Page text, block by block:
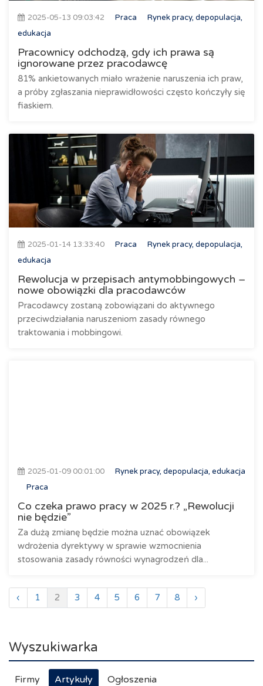
2025-05-13 09:03:42 Praca
Rynek pracy, depopulacja,
edukacja
Pracownicy odchodzą, gdy ich prawa są
ignorowane przez pracodawcę
81% ankietowanych miało wrażenie naruszenia ich praw,
a próby zgłaszania nieprawidłowości często kończyły się
fiaskiem.
2025-01-14 13:33:40 Praca
Rynek pracy, depopulacja,
edukacja
Rewolucja w przepisach antymobbingowych –
nowe obowiązki dla pracodawców
Pracodawcy zostaną zobowiązani do aktywnego
przeciwdziałania naruszeniom zasady równego
traktowania i mobbingowi.
2025-01-09 00:01:00
Rynek pracy, depopulacja, edukacja
Praca
Co czeka prawo pracy w 2025 r.? „Rewolucji
nie będzie”
Za dużą zmianę będzie można uznać obowiązek
wdrożenia dyrektywy w sprawie wzmocnienia
stosowania zasady równości wynagrodzeń dla...
‹ 1 2 3 4 5 6 7 8 ›
Wyszukiwarka
Firmy Artykuły Ogłoszenia